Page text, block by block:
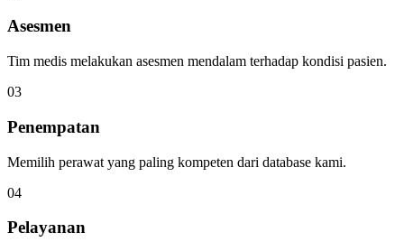
Asesmen
Tim medis melakukan asesmen mendalam terhadap kondisi pasien.
03
Penempatan
Memilih perawat yang paling kompeten dari database kami.
04
Pelayanan